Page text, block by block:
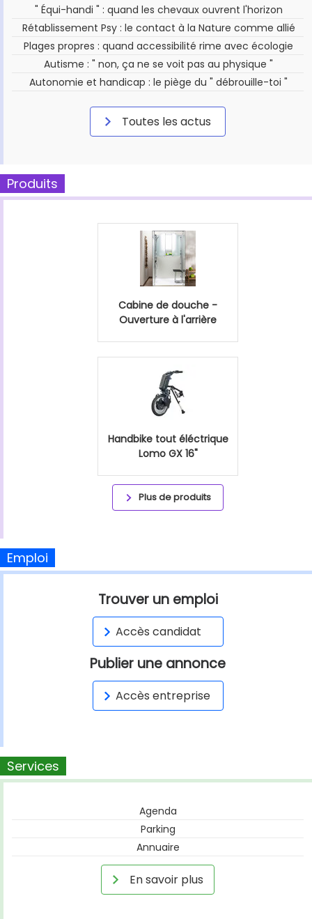
" Équi-handi " : quand les chevaux ouvrent l'horizon
Rétablissement Psy : le contact à la Nature comme allié
Plages propres : quand accessibilité rime avec écologie
Autisme : " non, ça ne se voit pas au physique "
Autonomie et handicap : le piège du " débrouille-toi "
Toutes les actus
Produits
Cabine de douche -
Ouverture à l'arrière
Handbike tout éléctrique
Lomo GX 16"
Plus de produits
Emploi
Trouver un emploi
Accès candidat
Publier une annonce
Accès entreprise
Services
Agenda
Parking
Annuaire
En savoir plus